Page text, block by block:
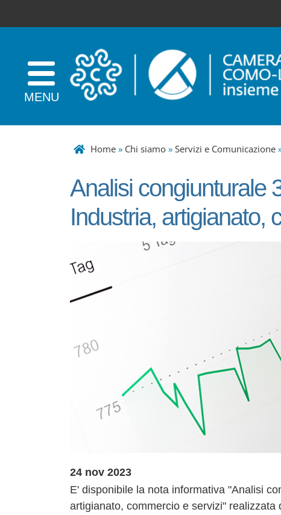
Home» Chi siamo» Servizi e Comunicazione
Analisi congiunturale
Industria, artigianato,
24 nov 2023
E' disponibile la nota informativa "Analisi
artigianato, commercio e servizi"